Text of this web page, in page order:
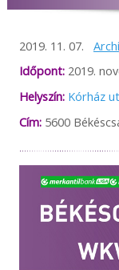
2019. 11. 07.
Időpont:2019.
Helyszín: Kórház
Cím:5600